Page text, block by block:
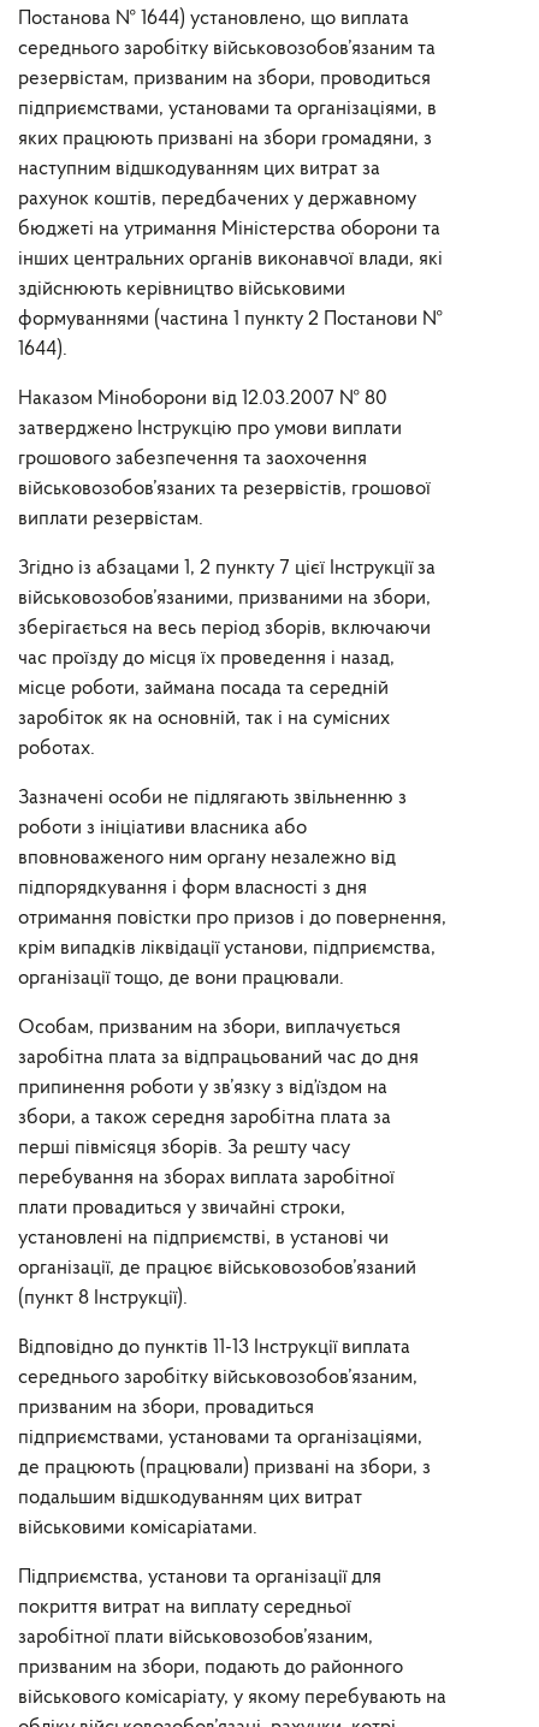
Постанова № 1644) установлено, що виплата
середнього заробітку військовозобов’язаним та
резервістам, призваним на збори, проводиться
підприємствами, установами та організаціями, в
яких працюють призвані на збори громадяни, з
наступним відшкодуванням цих витрат за
рахунок коштів, передбачених у державному
бюджеті на утримання Міністерства оборони та
інших центральних органів виконавчої влади, які
здійснюють керівництво військовими
формуваннями (частина 1 пункту 2 Постанови №
1644).
Наказом Міноборони від 12.03.2007 № 80
затверджено Інструкцію про умови виплати
грошового забезпечення та заохочення
військовозобов’язаних та резервістів, грошової
виплати резервістам.
Згідно із абзацами 1, 2 пункту 7 цієї Інструкції за
військовозобов’язаними, призваними на збори,
зберігається на весь період зборів, включаючи
час проїзду до місця їх проведення і назад,
місце роботи, займана посада та середній
заробіток як на основній, так і на сумісних
роботах.
Зазначені особи не підлягають звільненню з
роботи з ініціативи власника або
вповноваженого ним органу незалежно від
підпорядкування і форм власності з дня
отримання повістки про призов і до повернення,
крім випадків ліквідації установи, підприємства,
організації тощо, де вони працювали.
Особам, призваним на збори, виплачується
заробітна плата за відпрацьований час до дня
припинення роботи у зв’язку з від’їздом на
збори, а також середня заробітна плата за
перші півмісяця зборів. За решту часу
перебування на зборах виплата заробітної
плати провадиться у звичайні строки,
установлені на підприємстві, в установі чи
організації, де працює військовозобов’язаний
(пункт 8 Інструкції).
Відповідно до пунктів 11-13 Інструкції виплата
середнього заробітку військовозобов’язаним,
призваним на збори, провадиться
підприємствами, установами та організаціями,
де працюють (працювали) призвані на збори, з
подальшим відшкодуванням цих витрат
військовими комісаріатами.
Підприємства, установи та організації для
покриття витрат на виплату середньої
заробітної плати військовозобов’язаним,
призваним на збори, подають до районного
військового комісаріату, у якому перебувають на